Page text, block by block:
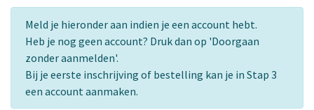
Meld je hieronder aan indien je een account hebt.
Heb je nog geen account? Druk dan op 'Doorgaan
zonder aanmelden'.
Bij je eerste inschrijving of bestelling kan je in Stap 3
een account aanmaken.